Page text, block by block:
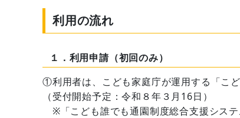
利用の流れ
１．利用申請（初回のみ）
①利用者は、こども家庭庁が運用する「こ
（受付開始予定：令和８年３月16日）
※「こども誰でも通園制度総合支援シス